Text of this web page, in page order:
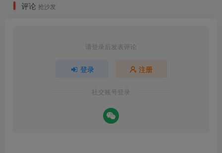
评论 抢沙发
请登录后发表评论
登录 注册
社交账号登录